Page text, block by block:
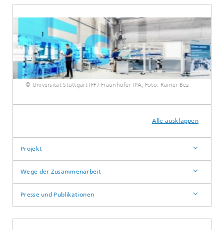
© Universität Stuttgart IFF / Fraunhofer IPA, Foto: Rainer Bez
Alle ausklappen
Projekt
Wege der Zusammenarbeit
Presse und Publikationen